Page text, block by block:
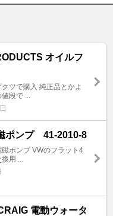
オイルフ
ツで購入 純正品とかよ
段で ...
ポンプ 41-2010-8
ポンプ VWのフラット4
用 ...
電動ウォータ